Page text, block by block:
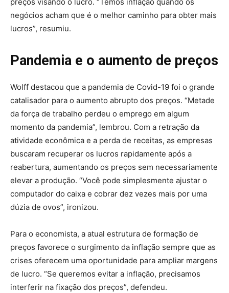
preços visando o lucro. “Temos inflação quando os
negócios acham que é o melhor caminho para obter mais
lucros”, resumiu.
Pandemia e o aumento de preços
Wolff destacou que a pandemia de Covid-19 foi o grande
catalisador para o aumento abrupto dos preços. “Metade
da força de trabalho perdeu o emprego em algum
momento da pandemia”, lembrou. Com a retração da
atividade econômica e a perda de receitas, as empresas
buscaram recuperar os lucros rapidamente após a
reabertura, aumentando os preços sem necessariamente
elevar a produção. “Você pode simplesmente ajustar o
computador do caixa e cobrar dez vezes mais por uma
dúzia de ovos”, ironizou.
Para o economista, a atual estrutura de formação de
preços favorece o surgimento da inflação sempre que as
crises oferecem uma oportunidade para ampliar margens
de lucro. “Se queremos evitar a inflação, precisamos
interferir na fixação dos preços”, defendeu.